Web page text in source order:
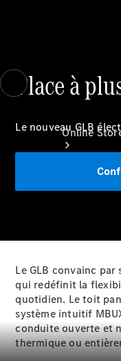
Prestataire
Protection
Online
Véhicules
d’occasion
Accessoires
pour
véhicules
Options
numériques
Place à
Le nouveau GLB
Le GLB convainc par
qui redéfinit la
quotidien. Le toit
système intuitif
conduite ouverte et
thermique ou